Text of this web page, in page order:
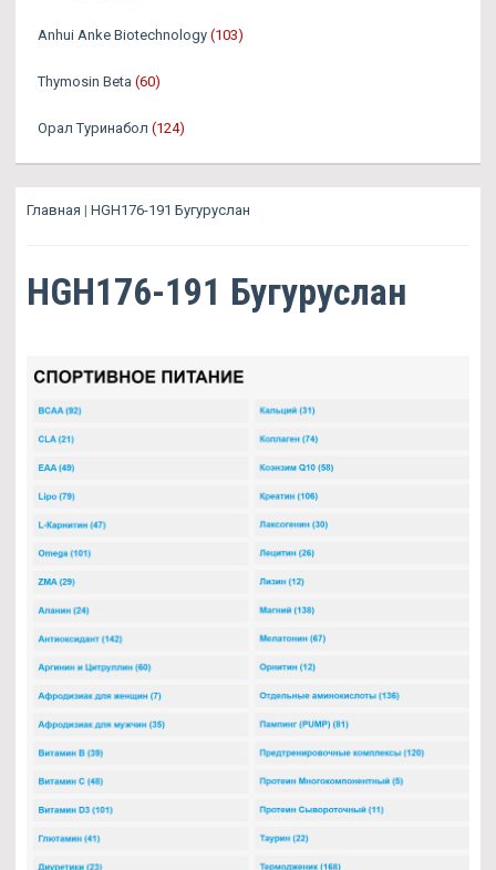
Anhui Anke Biotechnology (103)
Thymosin Beta (60)
Орал Туринабол (124)
Главная | HGH176-191 Бугуруслан
HGH176-191 Бугуруслан